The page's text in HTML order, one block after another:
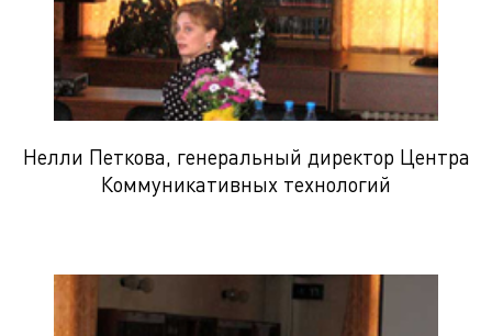
Нелли Петкова, генеральный директор Центра
Коммуникативных технологий